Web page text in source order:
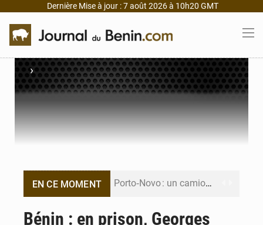
Dernière Mise à jour : 7 août 2026 à 10h20 GMT
›
EN CE MOMENT Porto‑Novo : un camion de produits pétroliers embrase Avakpa
Bénin : en prison, Georges